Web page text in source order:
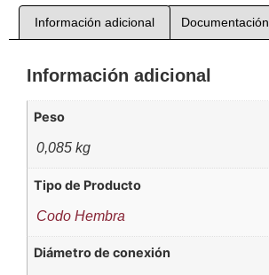
Información adicional Documentación
Información adicional
Peso
0,085 kg
Tipo de Producto
Codo Hembra
Diámetro de conexión